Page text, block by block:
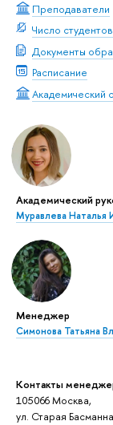
Преподаватели
Число
Документы
Расписание
Академический
Академический
Муравлева Наталья
Менеджер
Симонова Татьяна
Контакты
105066 Москва,
ул. Старая